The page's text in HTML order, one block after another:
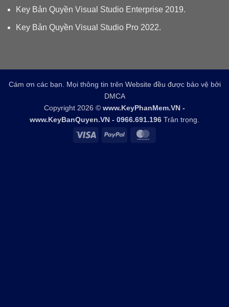
Key Bản Quyền Visual Studio Enterprise 2019.
Key Bản Quyền Visual Studio Pro 2022.
Cám ơn các bạn. Mọi thông tin trên Website đều được bảo vệ bởi
DMCA
Copyright 2026 © www.KeyPhanMem.VN -
www.KeyBanQuyen.VN - 0966.691.196 Trân trọng.
Visa
PayPal